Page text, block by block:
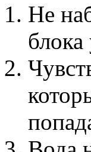
Не
блока